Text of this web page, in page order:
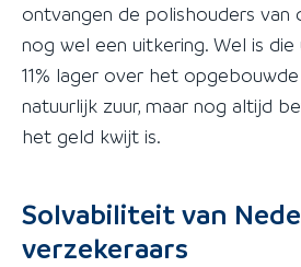
ontvangen de polishouders van
nog wel een uitkering. Wel is
11% lager over het
natuurlijk zuur, maar nog altijd
het geld kwijt is.
Solvabiliteit van
verzekeraars